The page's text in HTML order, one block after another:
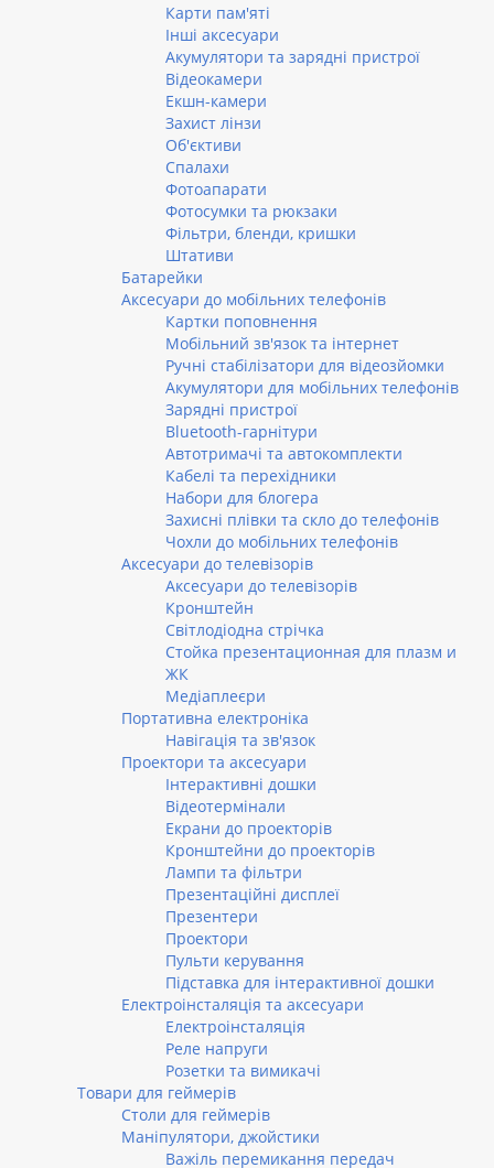
Карти пам'яті
Інші аксесуари
Акумулятори та зарядні пристрої
Відеокамери
Екшн-камери
Захист лінзи
Об'єктиви
Спалахи
Фотоапарати
Фотосумки та рюкзаки
Фільтри, бленди, кришки
Штативи
Батарейки
Аксесуари до мобільних телефонів
Картки поповнення
Мобільний зв'язок та інтернет
Ручні стабілізатори для відеозйомки
Акумулятори для мобільних телефонів
Зарядні пристрої
Bluetooth-гарнітури
Автотримачі та автокомплекти
Кабелі та перехідники
Набори для блогера
Захисні плівки та скло до телефонів
Чохли до мобільних телефонів
Аксесуари до телевізорів
Аксесуари до телевізорів
Кронштейн
Світлодіодна стрічка
Стойка презентационная для плазм и
ЖК
Медіаплеєри
Портативна електроніка
Навігація та зв'язок
Проектори та аксесуари
Інтерактивні дошки
Відеотермінали
Екрани до проекторів
Кронштейни до проекторів
Лампи та фільтри
Презентаційні дисплеї
Презентери
Проектори
Пульти керування
Підставка для інтерактивної дошки
Електроінсталяція та аксесуари
Електроінсталяція
Реле напруги
Розетки та вимикачі
Товари для геймерів
Столи для геймерів
Маніпулятори, джойстики
Важіль перемикання передач